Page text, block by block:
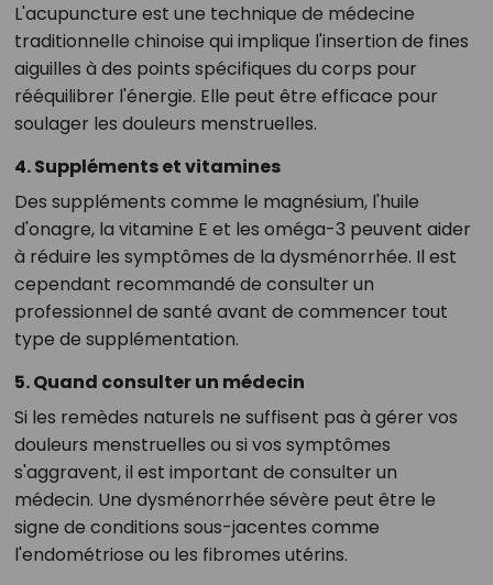
L'acupuncture est une technique de médecine
traditionnelle chinoise qui implique l'insertion de fines
aiguilles à des points spécifiques du corps pour
rééquilibrer l'énergie. Elle peut être efficace pour
soulager les douleurs menstruelles.
4. Suppléments et vitamines
Des suppléments comme le magnésium, l'huile
d'onagre, la vitamine E et les oméga-3 peuvent aider
à réduire les symptômes de la dysménorrhée. Il est
cependant recommandé de consulter un
professionnel de santé avant de commencer tout
type de supplémentation.
5. Quand consulter un médecin
Si les remèdes naturels ne suffisent pas à gérer vos
douleurs menstruelles ou si vos symptômes
s'aggravent, il est important de consulter un
médecin. Une dysménorrhée sévère peut être le
signe de conditions sous-jacentes comme
l'endométriose ou les fibromes utérins.